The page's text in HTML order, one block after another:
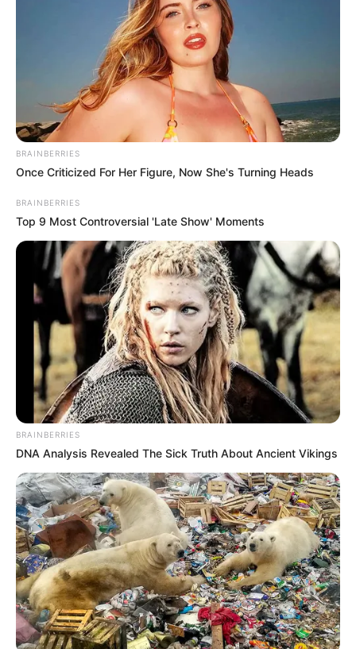
BRAINBERRIES
Once Criticized For Her Figure, Now She's Turning Heads
BRAINBERRIES
Top 9 Most Controversial 'Late Show' Moments
BRAINBERRIES
DNA Analysis Revealed The Sick Truth About Ancient Vikings